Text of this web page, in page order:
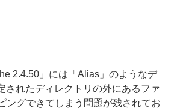
2.4.50」には「Alias」のようなデ
されたディレクトリの外にあるファ
ングできてしまう問題が残されてお